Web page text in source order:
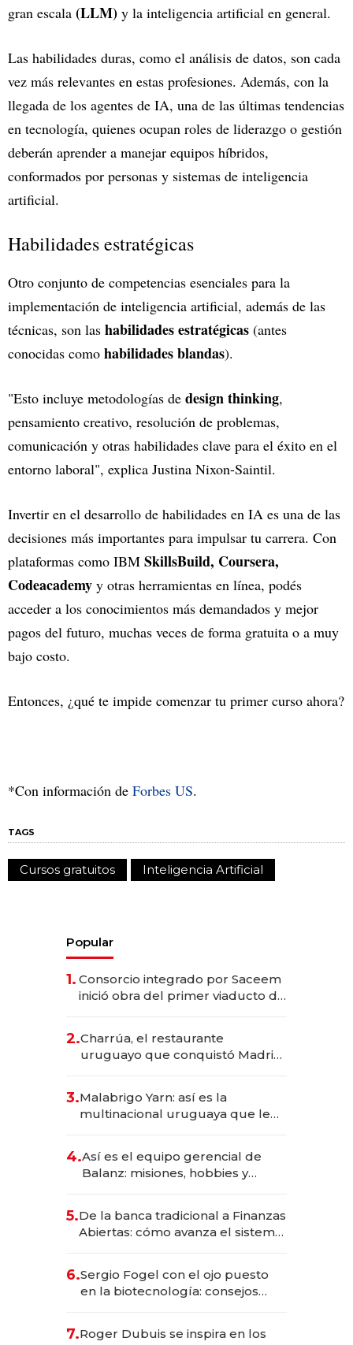
gran escala (LLM) y la inteligencia artificial en general.
Las habilidades duras, como el análisis de datos, son cada
vez más relevantes en estas profesiones. Además, con la
llegada de los agentes de IA, una de las últimas tendencias
en tecnología, quienes ocupan roles de liderazgo o gestión
deberán aprender a manejar equipos híbridos,
conformados por personas y sistemas de inteligencia
artificial.
Habilidades estratégicas
Otro conjunto de competencias esenciales para la
implementación de inteligencia artificial, además de las
técnicas, son las habilidades estratégicas (antes
conocidas como habilidades blandas).
"Esto incluye metodologías de design thinking,
pensamiento creativo, resolución de problemas,
comunicación y otras habilidades clave para el éxito en el
entorno laboral", explica Justina Nixon-Saintil.
Invertir en el desarrollo de habilidades en IA es una de las
decisiones más importantes para impulsar tu carrera. Con
plataformas como IBM SkillsBuild, Coursera,
Codeacademy y otras herramientas en línea, podés
acceder a los conocimientos más demandados y mejor
pagos del futuro, muchas veces de forma gratuita o a muy
bajo costo.
Entonces, ¿qué te impide comenzar tu primer curso ahora?
*Con información de Forbes US.
TAGS
Cursos gratuitos Inteligencia Artificial
Popular
1. Consorcio integrado por Saceem
inició obra del primer viaducto de
millones
2.Charrúa, el restaurante
uruguayo que conquistó Madrid:
anticipación y prepara apertura
3.Malabrigo Yarn: así es la
multinacional uruguaya que le
4.Así es el equipo gerencial de
Balanz: misiones, hobbies y
5.De la banca tradicional a Finanzas
Abiertas: cómo avanza el sistema
6.Sergio Fogel con el ojo puesto
en la biotecnología: consejos
rol de la IA
7.Roger Dubuis se inspira en los